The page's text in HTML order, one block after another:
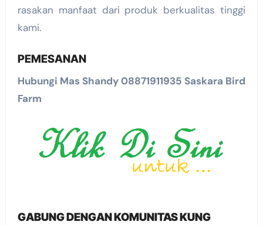
rasakan manfaat dari produk berkualitas tinggi
kami.
PEMESANAN
Hubungi Mas Shandy 08871911935 Saskara Bird
Farm
GABUNG DENGAN KOMUNITAS KUNG